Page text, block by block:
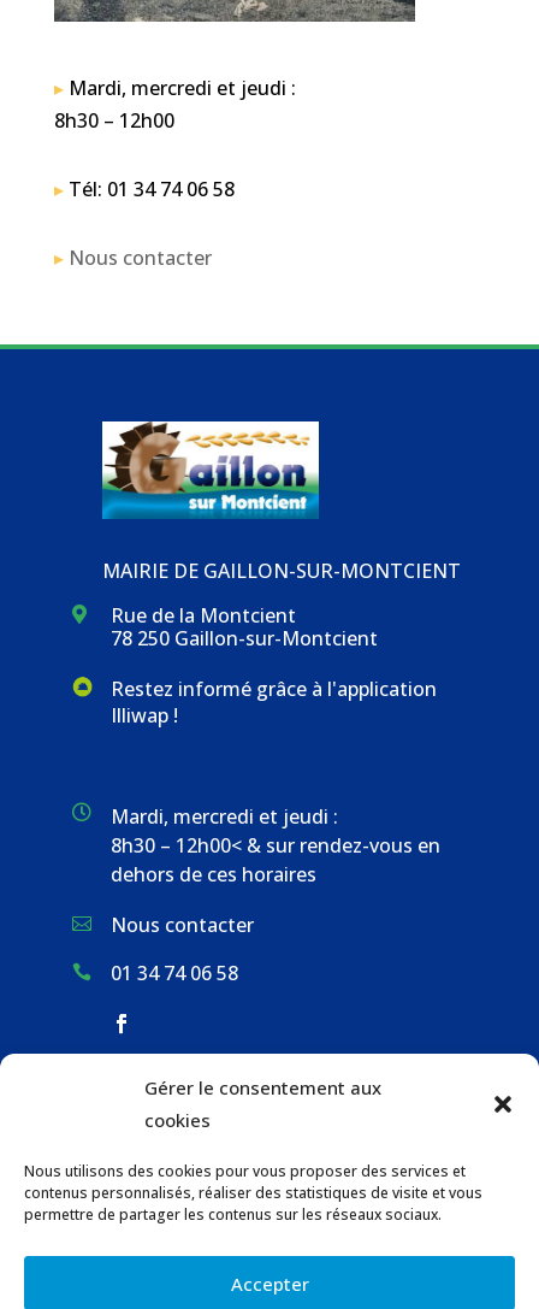
Gérer le consentement aux
cookies
Nous utilisons des cookies pour vous proposer des services et
contenus personnalisés, réaliser des statistiques de visite et vous
permettre de partager les contenus sur les réseaux sociaux.
Accepter
▸Mardi, mercredi et jeudi :
8h30 – 12h00
▸Tél: 01 34 74 06 58
▸ Nous contacter
MAIRIE DE GAILLON-SUR-MONTCIENT

Rue de la Montcient
78 250 Gaillon-sur-Montcient
Restez informé grâce à l'application
Illiwap !

Mardi, mercredi et jeudi :
8h30 – 12h00< & sur rendez-vous en
dehors de ces horaires
 Nous contacter
 01 34 74 06 58
ACCUEIL & CONTACT
GESTION DES DÉCHETS
URBANISME
COMMUNICATIONS DE LA MAIRIE
LOCATION DE SALLES COMMUNALES